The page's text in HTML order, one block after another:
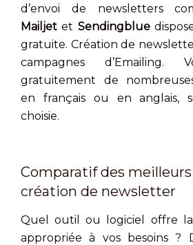
d’envoi de newsletters
Mailjetet Sendingblue
gratuite. Création de
campagnes d’Emailing.
gratuitement de
en français ou en anglais,
choisie.
Comparatif des
création de newsletter
Quel outil ou logiciel offre
appropriée à vos besoins ?